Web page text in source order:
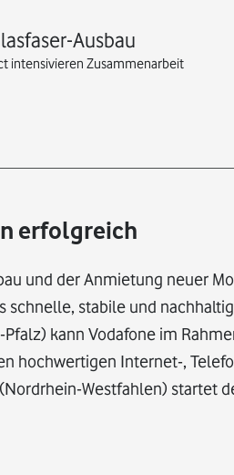
Ausbau
intensivieren Zusammenarbeit
erfolgreich
und der Anmietung neuer
schnelle, stabile und
kann Vodafone im
hochwertigen Internet-,
(Nordrhein-Westfahlen) startet